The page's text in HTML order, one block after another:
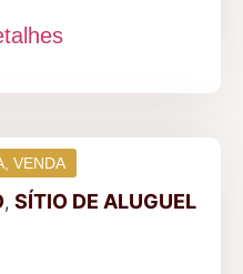
, SÍTIO DE ALUGUEL
VENDA